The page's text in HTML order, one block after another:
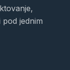
jednim